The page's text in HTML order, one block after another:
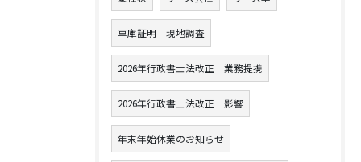
車庫証明 現地調査
2026年行政書士法改正 業務提携
2026年行政書士法改正 影響
年末年始休業のお知らせ